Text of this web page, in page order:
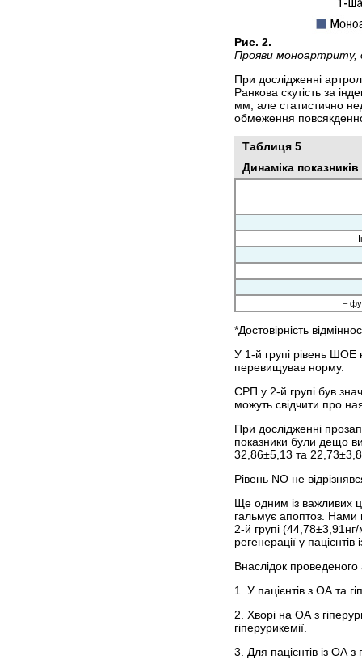
Рис. 2.
Прояви моноартриту,
При дослідженні
Ранкова скутість за
мм, але статистично
обмеження
Таблиця 5
Динаміка
–
*Достовірність
У 1-й групі рівень
перевищував норму.
СРП у 2-й групі був
можуть свідчити про
При дослідженні
показники були дещо
32,86±5,13 та
Рівень NO не
Ще одним із важливих
гальмує апоптоз. Нами
2-й групі
регенерації у пацієнтів
Внаслідок
1. У пацієнтів з ОА та
2. Хворі на ОА з
гіпер­урикемії.
3. Для пацієнтів із ОА з